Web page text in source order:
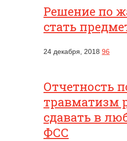
Решение по
стать
24 декабря, 2018 96
Отчетность
травматизм
сдавать в
ФСС